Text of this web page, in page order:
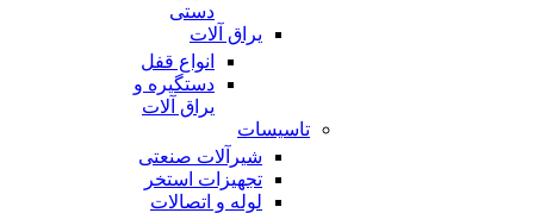
دستی
یراق آلات
انواع قفل
دستگیره و
یراق آلات
تاسیسات
شیرآلات صنعتی
تجهیزات استخر
لوله و اتصالات